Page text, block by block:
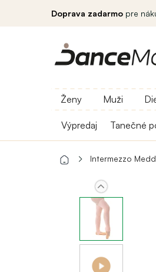
Doprava zadarmo pre
Ženy Muži
Výpredaj Tanečné
Intermezzo